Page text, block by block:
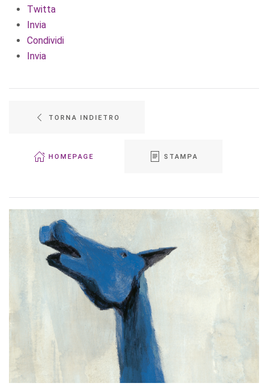
Twitta
Invia
Condividi
Invia
TORNA INDIETRO
HOMEPAGE STAMPA